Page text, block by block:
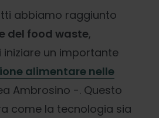
abbiamo raggiunto
del food waste,
un importante
alimentare nelle
Ambrosino -. Questo
come la tecnologia sia